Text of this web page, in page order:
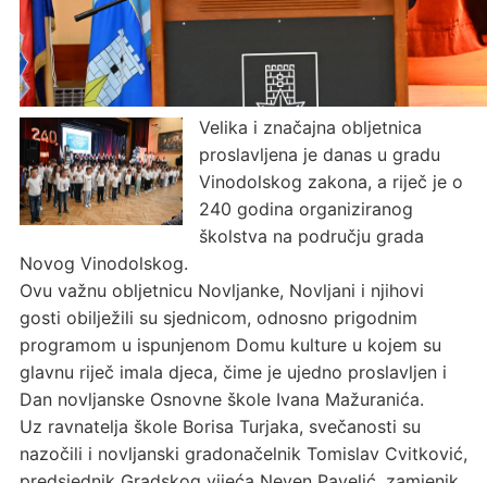
Velika i značajna obljetnica
proslavljena je danas u gradu
Vinodolskog zakona, a riječ je o
240 godina organiziranog
školstva na području grada
Novog Vinodolskog.
Ovu važnu obljetnicu Novljanke, Novljani i njihovi
gosti obilježili su sjednicom, odnosno prigodnim
programom u ispunjenom Domu kulture u kojem su
glavnu riječ imala djeca, čime je ujedno proslavljen i
Dan novljanske Osnovne škole Ivana Mažuranića.
Uz ravnatelja škole Borisa Turjaka, svečanosti su
nazočili i novljanski gradonačelnik Tomislav Cvitković,